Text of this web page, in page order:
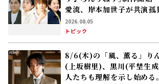
朝ドラ｢巡るスワン｣新キ
鳴海唯、田村健太郎、音尾
倉孝二、角田晃広――主人公･
交流する警察署の人々
連続テレビ小説「巡るスワン」
ト
8/5(水)の「風、薫る」り